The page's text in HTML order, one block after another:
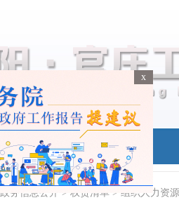
x
政务公开
政务信息公开 > 权责清单 > 组织人力资
x